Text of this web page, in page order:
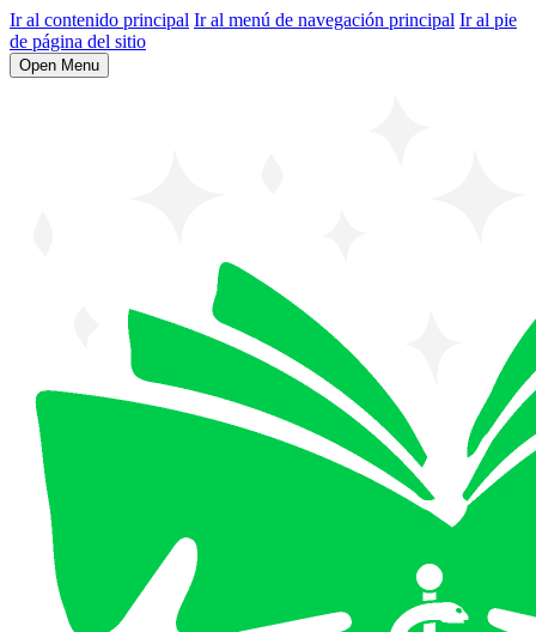
Ir al contenido principal Ir al menú de navegación principal Ir al pie
de página del sitio
Open Menu